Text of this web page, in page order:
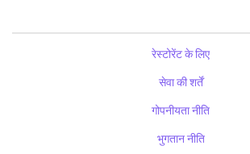
रेस्टोरेंट के लिए
सेवा की शर्तें
गोपनीयता नीति
भुगतान नीति